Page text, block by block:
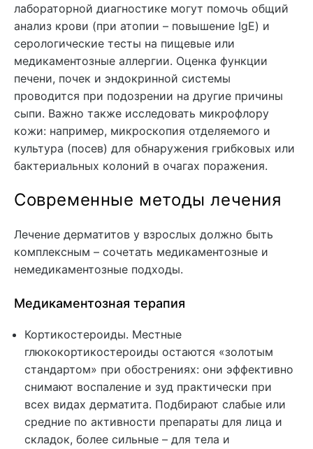
лабораторной диагностике могут помочь общий
анализ крови (при атопии – повышение IgE) и
серологические тесты на пищевые или
медикаментозные аллергии. Оценка функции
печени, почек и эндокринной системы
проводится при подозрении на другие причины
сыпи. Важно также исследовать микрофлору
кожи: например, микроскопия отделяемого и
культура (посев) для обнаружения грибковых или
бактериальных колоний в очагах поражения.
Современные методы лечения
Лечение дерматитов у взрослых должно быть
комплексным – сочетать медикаментозные и
немедикаментозные подходы.
Медикаментозная терапия
Кортикостероиды. Местные
глюкокортикостероиды остаются «золотым
стандартом» при обострениях: они эффективно
снимают воспаление и зуд практически при
всех видах дерматита. Подбирают слабые или
средние по активности препараты для лица и
складок, более сильные – для тела и